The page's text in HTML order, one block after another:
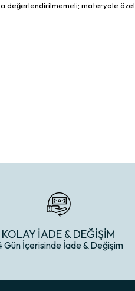
değerlendirilmemeli; materyale özel
KOLAY İADE & DEĞİŞİM
Gün İçerisinde İade & Değişim